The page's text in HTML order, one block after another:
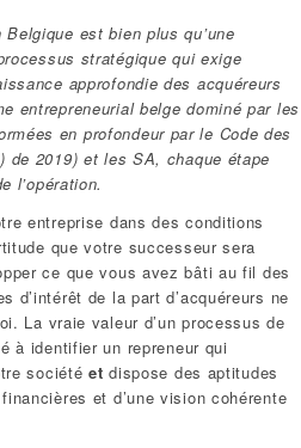
est bien plus qu’une
stratégique qui exige
approfondie des acquéreurs
entrepreneurial belge dominé par les
en profondeur par le Code des
2019) et les SA, chaque étape
l’opération.
entreprise dans des conditions
que votre successeur sera
ce que vous avez bâti au fil des
d’intérêt de la part d’acquéreurs ne
La vraie valeur d’un processus de
à identifier un repreneur qui
sociétéet dispose des aptitudes
et d’une vision cohérente